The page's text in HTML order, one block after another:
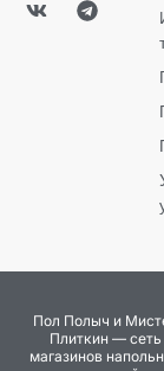
Пол Полыч и
Плиткин — сеть
магазинов